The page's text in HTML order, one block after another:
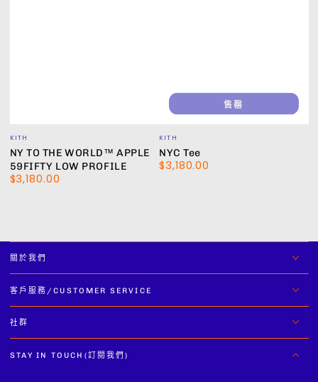
小
販：
KITH
NY TO THE WORLD™ APPLE
59FIFTY LOW PROFILE
正
$3,180.00
小
販：
KITH
NYC Tee
正
$3,180.00
售罄
關於我們
客戶服務/CUSTOMER SERVICE
社群
STAY IN TOUCH(訂閱我們)